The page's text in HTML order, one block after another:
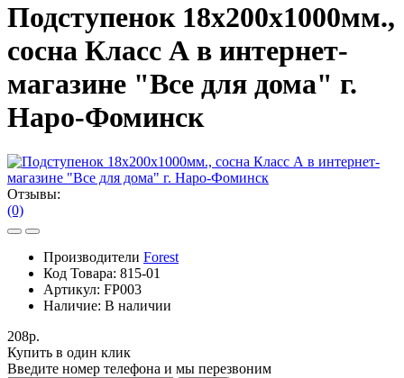
Подступенок 18х200х1000мм.,
сосна Класс А в интернет-
магазине "Все для дома" г.
Наро-Фоминск
Отзывы:
(0)
Производители Forest
Код Товара: 815-01
Артикул: FP003
Наличие: В наличии
208р.
Купить в один клик
Введите номер телефона и мы перезвоним